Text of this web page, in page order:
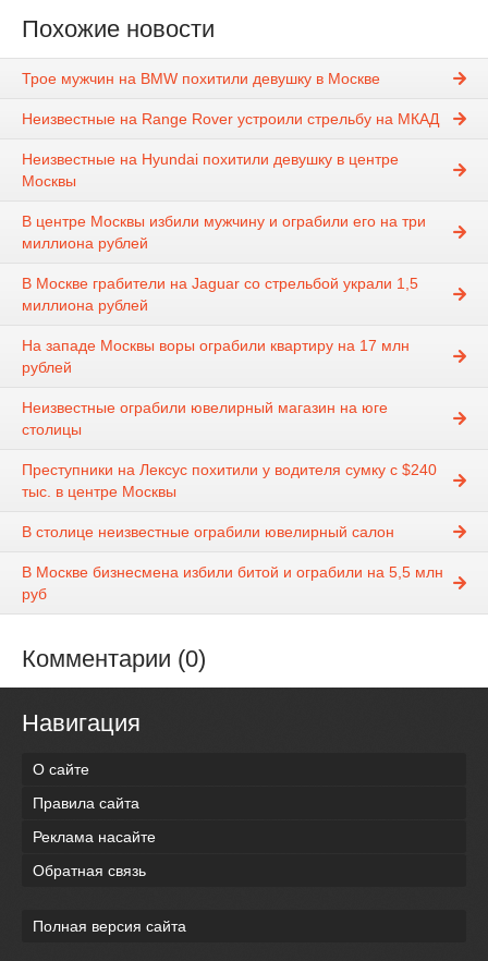
Похожие новости
Трое мужчин на BMW похитили девушку в Москве
Неизвестные на Range Rover устроили стрельбу на МКАД
Неизвестные на Hyundai похитили девушку в центре
Москвы
В центре Москвы избили мужчину и ограбили его на три
миллиона рублей
В Москве грабители на Jaguar со стрельбой украли 1,5
миллиона рублей
На западе Москвы воры ограбили квартиру на 17 млн
рублей
Неизвестные ограбили ювелирный магазин на юге
столицы
Преступники на Лексус похитили у водителя сумку с $240
тыс. в центре Москвы
В столице неизвестные ограбили ювелирный салон
В Москве бизнесмена избили битой и ограбили на 5,5 млн
руб
Комментарии (0)
Навигация
О сайте
Правила сайта
Реклама насайте
Обратная связь
Полная версия сайта